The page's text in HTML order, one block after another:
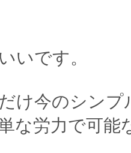
いです。
け今のシン
な労力で可能